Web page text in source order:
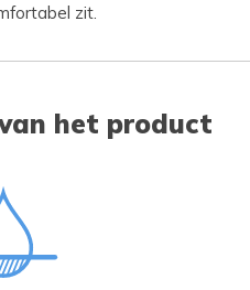
zit.
het product